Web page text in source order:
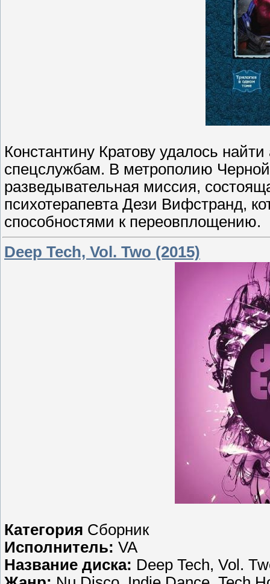
Константину Кратову удалось
спецслужбам. В метрополию
разведывательная миссия,
психотерапевта Дези Вифстранд,
способностями к переовплощению.
Deep Tech, Vol. Two (2015)
Категория Сборник
Исполнитель: VA
Название диска: Deep Tech, Vol.